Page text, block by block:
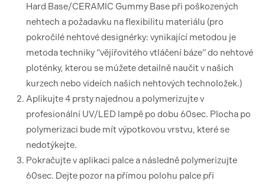
Hard Base/CERAMIC Gummy Base při poškozených
nehtech a požadavku na flexibilitu materiálu (pro
pokročilé nehtové designérky: vynikající metodou je
metoda techniky “vějířovitého vtláčení báze“ do nehtové
ploténky, kterou se můžete detailně naučit v našich
kurzech nebo videích našich nehtových technoložek.)
Aplikujte 4 prsty najednou a polymerizujte v
profesionální UV/LED lampě po dobu 60sec. Plocha po
polymerizaci bude mít výpotkovou vrstvu, které se
nedotýkejte.
Pokračujte v aplikaci palce a následně polymerizujte
60sec. Dejte pozor na přímou polohu palce při